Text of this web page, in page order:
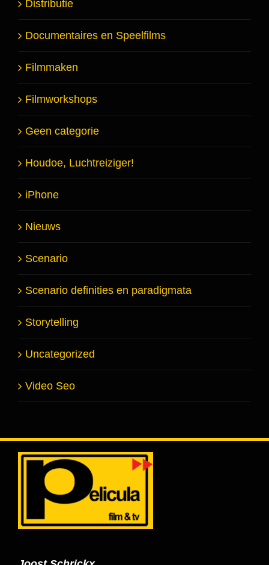
Distributie
Documentaires en Speelfilms
Filmmaken
Filmworkshops
Geen categorie
Houdoe, Luchtreiziger!
iPhone
Nieuws
Scenario
Scenario definities en paradigmata
Storytelling
Uncategorized
Video Seo